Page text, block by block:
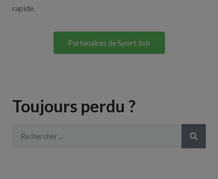
rapide.
Partenaires de Sport Job
Toujours perdu ?